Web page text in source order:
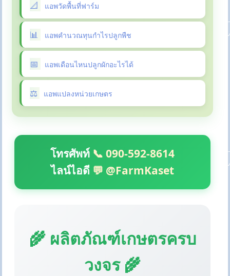
แอพวัดพื้นที่ฟาร์ม
แอพคำนวณทุนกำไรปลูกพืช
แอพเดือนไหนปลูกผักอะไรได้
แอพแปลงหน่วยเกษตร
โทรศัพท์ 📞 090-592-8614
ไลน์ไอดี 💬 @FarmKaset
🌾 ผลิตภัณฑ์เกษตรครบ
วงจร 🌾